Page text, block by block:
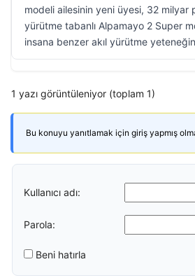
modeli ailesinin yeni üyesi, 32 milyar
yürütme tabanlı Alpamayo 2 Super
insana benzer akıl yürütme
1 yazı görüntüleniyor (toplam 1)
Bu konuyu yanıtlamak için giriş yapmış
Kullanıcı adı:
Parola:
Beni hatırla